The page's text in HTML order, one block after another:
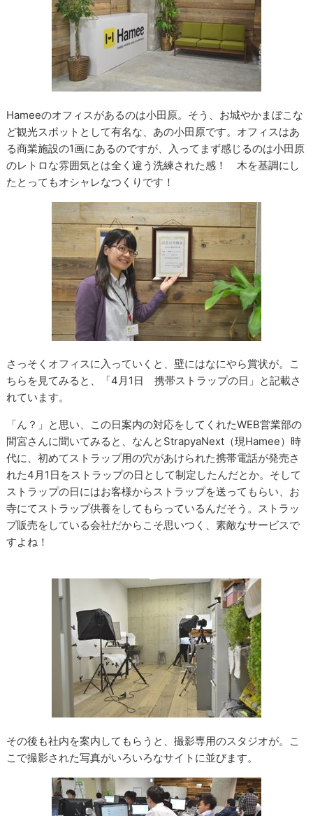
Hameeのオフィスがあるのは小田原。そう、お城やかまぼこな
ど観光スポットとして有名な、あの小田原です。オフィスはあ
る商業施設の1画にあるのですが、入ってまず感じるのは小田原
のレトロな雰囲気とは全く違う洗練された感！ 木を基調にし
たとってもオシャレなつくりです！
さっそくオフィスに入っていくと、壁にはなにやら賞状が。こ
ちらを見てみると、「4月1日 携帯ストラップの日」と記載さ
れています。
「ん？」と思い、この日案内の対応をしてくれたWEB営業部の
間宮さんに聞いてみると、なんとStrapyaNext（現Hamee）時
代に、初めてストラップ用の穴があけられた携帯電話が発売さ
れた4月1日をストラップの日として制定したんだとか。そして
ストラップの日にはお客様からストラップを送ってもらい、お
寺にてストラップ供養をしてもらっているんだそう。ストラッ
プ販売をしている会社だからこそ思いつく、素敵なサービスで
すよね！
その後も社内を案内してもらうと、撮影専用のスタジオが。こ
こで撮影された写真がいろいろなサイトに並びます。